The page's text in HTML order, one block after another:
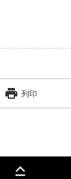
print 列印
keyboard_capslock